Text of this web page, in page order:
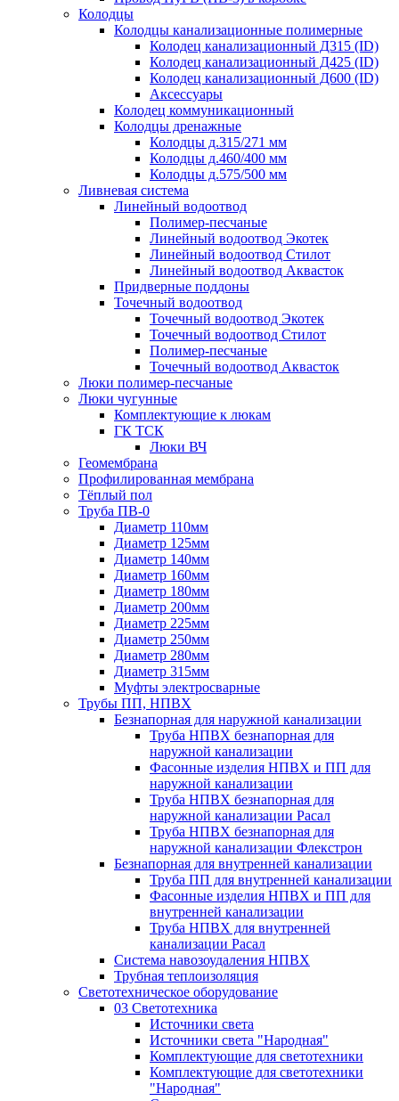
Колодцы
Колодцы канализационные полимерные
Колодец канализационный Д315 (ID)
Колодец канализационный Д425 (ID)
Колодец канализационный Д600 (ID)
Аксессуары
Колодец коммуникационный
Колодцы дренажные
Колодцы д.315/271 мм
Колодцы д.460/400 мм
Колодцы д.575/500 мм
Ливневая система
Линейный водоотвод
Полимер-песчаные
Линейный водоотвод Экотек
Линейный водоотвод Стилот
Линейный водоотвод Аквасток
Придверные поддоны
Точечный водоотвод
Точечный водоотвод Экотек
Точечный водоотвод Стилот
Полимер-песчаные
Точечный водоотвод Аквасток
Люки полимер-песчаные
Люки чугунные
Комплектующие к люкам
ГК ТСК
Люки ВЧ
Геомембрана
Профилированная мембрана
Тёплый пол
Труба ПВ-0
Диаметр 110мм
Диаметр 125мм
Диаметр 140мм
Диаметр 160мм
Диаметр 180мм
Диаметр 200мм
Диаметр 225мм
Диаметр 250мм
Диаметр 280мм
Диаметр 315мм
Муфты электросварные
Трубы ПП, НПВХ
Безнапорная для наружной канализации
Труба НПВХ безнапорная для
наружной канализации
Фасонные изделия НПВХ и ПП для
наружной канализации
Труба НПВХ безнапорная для
наружной канализации Расал
Труба НПВХ безнапорная для
наружной канализации Флекстрон
Безнапорная для внутренней канализации
Труба ПП для внутренней канализации
Фасонные изделия НПВХ и ПП для
внутренней канализации
Труба НПВХ для внутренней
канализации Расал
Система навозоудаления НПВХ
Трубная теплоизоляция
Светотехническое оборудование
03 Светотехника
Источники света
Источники света "Народная"
Комплектующие для светотехники
Комплектующие для светотехники
"Народная"